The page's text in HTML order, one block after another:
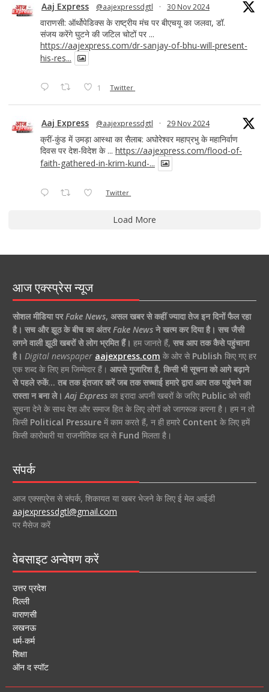
Aaj Express @aajexpressdgtl · 30 Nov 2024
वाराणसी: ऑर्थोपेडिक्स के राष्ट्रीय मंच पर बीएचयू का जलवा, डॉ.
संजय करेंगे घुटने की जटिल चोटों पर ...
https://aajexpress.com/dr-sanjay-of-bhu-will-present-
his-res...
1 Twitter
Aaj Express @aajexpressdgtl · 29 Nov 2024
क्रीं-कुंड में उमड़ा आस्था का सैलाब: अघोरेश्वर महाप्रभु के महानिर्वाण
दिवस पर देश-विदेश के ... https://aajexpress.com/flood-of-
faith-gathered-in-krim-kund-...
Twitter
Load More
आज एक्स्प्रेस न्यूज
सोशल मीडिया पर Fake News, असल खबर से कहीं ज्यादा तेज इन दिनों फैल रहा
है। सच और झूठ के बीच का अंतर Fake Newsने खत्म कर दिया है। सच जैसी
लगने वाली झूठी खबरों से लोग भ्रमित हैं। हम जानते हैं, सच आप तक कैसे पहुंचाना
है। Digital newspaper aajexpress.com के ओर से Publish किए गए हर
एक शब्द के लिए हम जिम्मेदार हैं। आपसे गुजारिश है, किसी भी सूचना को आगे बढ़ाने
से पहले रुकें… तब तक इंतजार करें जब तक सच्चाई हमारे द्वारा आप तक पहुंचने का
रास्ता न बना ले। Aaj Expressका इरादा अपनी खबरों के जरिए Publicको सही
सूचना देने के साथ देश और समाज हित के लिए लोगों को जागरूक करना है। हम न तो
किसी Political Pressureमें काम करते हैं, न ही हमारे Content के लिए हमें
किसी कारोबारी या राजनीतिक दल से Fund मिलता है।
संपर्क
आज एक्सप्रेस से संपर्क, शिकायत या खबर भेजने के लिए ई मेल आईडी
aajexpressdgtl@gmail.com
पर मैसेज करें
वेबसाइट अन्वेषण करें
उत्तर प्रदेश
दिल्ली
वाराणसी
लखनऊ
धर्म-कर्म
शिक्षा
ऑन द स्पॉट